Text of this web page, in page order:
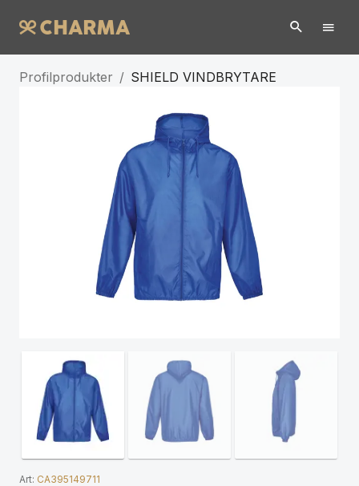
Profilprodukter / SHIELD VINDBRYTARE
Art: CA395149711